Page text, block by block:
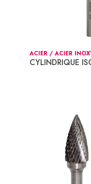
ACIER / ACIER
CYLINDRIQUE